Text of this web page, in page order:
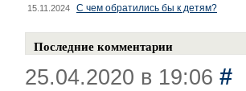
15.11.2024 С чем обратились бы к детям?
Последние комментарии
25.04.2020 в 19:06 #